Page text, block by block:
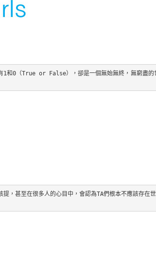
1和0（True or False），卻是一個無始無終，無窮盡的
，甚至在很多人的心目中，會認為TA們根本不應該存在